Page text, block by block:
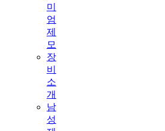
미
엄
제
모
장
비
소
개
남
성